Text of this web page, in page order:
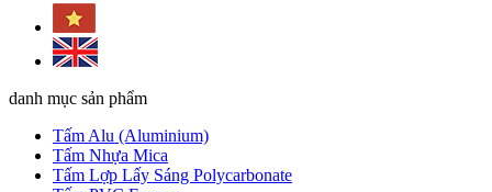
danh mục sản phẩm
Tấm Alu (Aluminium)
Tấm Nhựa Mica
Tấm Lợp Lấy Sáng Polycarbonate